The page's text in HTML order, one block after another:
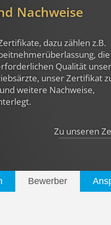
Nachweise
dazu zählen z.B.
die
Qualität
unser Zertifikat
weitere Nachweise,
Zu unseren
Bewerber